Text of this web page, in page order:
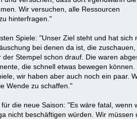
Wir versuchen, alle Ressourcen
hinterfragen."
Spiele: "Unser Ziel steht und hat sich
bei denen da ist, die zuschauen,
Stempel schon drauf. Die waren
die schnell etwas bewegen können.
wir haben aber auch noch ein paar.
Wende zu schaffen."
die neue Saison: "Es wäre fatal, wenn
nicht beschäftigen würden. Wir müssen